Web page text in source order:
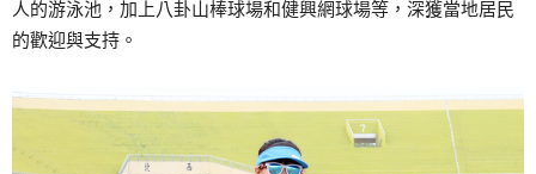
人的游泳池，加上八卦山棒球場和健興網球場等，深獲當地居民
的歡迎與支持。